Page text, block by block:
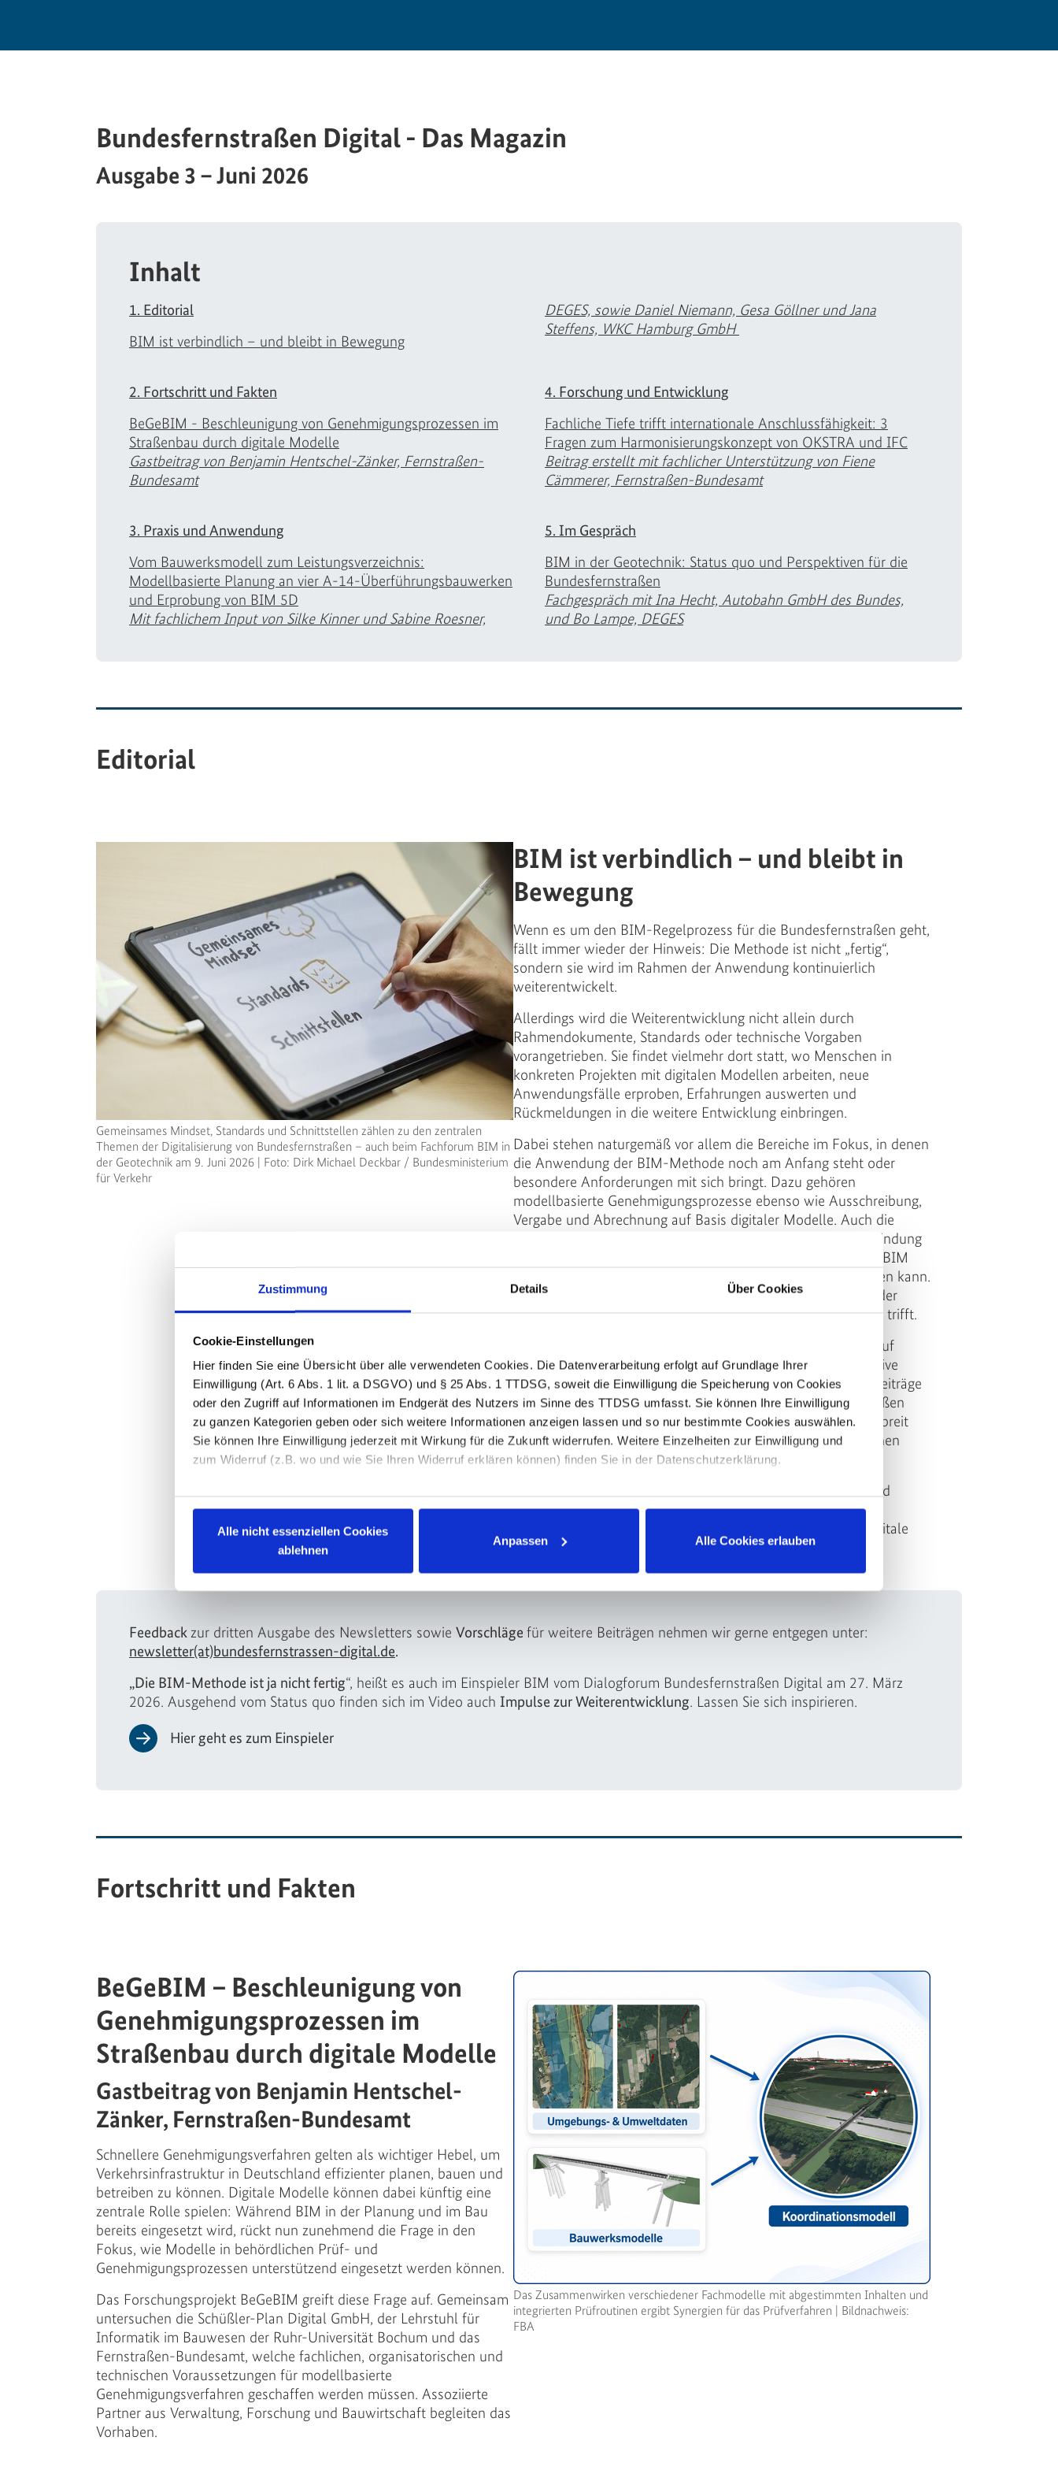
Zustimmung Details Über Cookies
Cookie-Einstellungen
Hier finden Sie eine Übersicht über alle verwendeten Cookies. Die Datenverarbeitung erfolgt auf Grundlage Ihrer
Einwilligung (Art. 6 Abs. 1 lit. a DSGVO) und § 25 Abs. 1 TTDSG, soweit die Einwilligung die Speicherung von Cookies
oder den Zugriff auf Informationen im Endgerät des Nutzers im Sinne des TTDSG umfasst. Sie können Ihre Einwilligung
zu ganzen Kategorien geben oder sich weitere Informationen anzeigen lassen und so nur bestimmte Cookies auswählen.
Sie können Ihre Einwilligung jederzeit mit Wirkung für die Zukunft widerrufen. Weitere Einzelheiten zur Einwilligung und
zum Widerruf (z.B. wo und wie Sie Ihren Widerruf erklären können) finden Sie in der Datenschutzerklärung.
Alle nicht essenziellen Cookies
ablehnen
Anpassen Alle Cookies erlauben
Bundesfernstraßen Digital - Das Magazin
Ausgabe 3 – Juni 2026
Inhalt
1. Editorial
BIM ist verbindlich – und bleibt in Bewegung
2. Fortschritt und Fakten
BeGeBIM - Beschleunigung von Genehmigungsprozessen im
Straßenbau durch digitale Modelle
Gastbeitrag von Benjamin Hentschel-Zänker, Fernstraßen-
Bundesamt
3. Praxis und Anwendung
Vom Bauwerksmodell zum Leistungsverzeichnis:
Modellbasierte Planung an vier A-14-Überführungsbauwerken
und Erprobung von BIM 5D
Mit fachlichem Input von Silke Kinner und Sabine Roesner,
DEGES, sowie Daniel Niemann, Gesa Göllner und Jana
Steffens, WKC Hamburg GmbH
4. Forschung und Entwicklung
Fachliche Tiefe trifft internationale Anschlussfähigkeit: 3
Fragen zum Harmonisierungskonzept von OKSTRA und IFC
Beitrag erstellt mit fachlicher Unterstützung von Fiene
Cämmerer, Fernstraßen-Bundesamt
5. Im Gespräch
BIM in der Geotechnik: Status quo und Perspektiven für die
Bundesfernstraßen
Fachgespräch mit Ina Hecht, Autobahn GmbH des Bundes,
und Bo Lampe, DEGES
Editorial
Gemeinsames Mindset, Standards und Schnittstellen zählen zu den zentralen
Themen der Digitalisierung von Bundesfernstraßen – auch beim Fachforum BIM in
der Geotechnik am 9. Juni 2026 | Foto: Dirk Michael Deckbar / Bundesministerium
für Verkehr
BIM ist verbindlich – und bleibt in
Bewegung
Wenn es um den BIM-Regelprozess für die Bundesfernstraßen geht,
fällt immer wieder der Hinweis: Die Methode ist nicht „fertig“,
sondern sie wird im Rahmen der Anwendung kontinuierlich
weiterentwickelt.
Allerdings wird die Weiterentwicklung nicht allein durch
Rahmendokumente, Standards oder technische Vorgaben
vorangetrieben. Sie findet vielmehr dort statt, wo Menschen in
konkreten Projekten mit digitalen Modellen arbeiten, neue
Anwendungsfälle erproben, Erfahrungen auswerten und
Rückmeldungen in die weitere Entwicklung einbringen.
Dabei stehen naturgemäß vor allem die Bereiche im Fokus, in denen
die Anwendung der BIM-Methode noch am Anfang steht oder
besondere Anforderungen mit sich bringt. Dazu gehören
modellbasierte Genehmigungsprozesse ebenso wie Ausschreibung,
Vergabe und Abrechnung auf Basis digitaler Modelle. Auch die
Verknüpfung unterschiedlicher Datenstandards und die Einbindung
weiterer Fachbereiche – etwa der Geotechnik – zeigen, dass BIM
nicht als abgeschlossener Werkzeugkasten verstanden werden kann.
Die Methode muss dort weiterentwickelt werden, wo sie in der
Praxis auf neue Aufgaben, Schnittstellen und Anforderungen trifft.
Einen wichtigen Beitrag leistet dabei der gemeinsame Blick auf
Erfahrungen, Ergebnisse und offene Fragen – und der intensive
Austausch. Besonders erfreulich ist deshalb, dass mehrere Beiträge
dieser Ausgabe durch Partner der Plattform „Bundesfernstraßen
Digital“ angestoßen und unterstützt wurden. Sie zeigen, wie breit
das Engagement für BIM und den Digitalen Zwilling inzwischen
aufgestellt ist.
Auch zukünftig werden wir den Austausch weiter stärken und
unterstützen und freuen uns auf Ihre Projektbeispiele,
Erfahrungsberichte und Hinweise auf Themen, die für die digitale
Transformation der Bundesfernstraßen relevant sind.
Feedbackzur dritten Ausgabe des Newsletters sowie Vorschläge für weitere Beiträgen nehmen wir gerne entgegen unter:
newsletter(at)bundesfernstrassen-digital.de.
„Die BIM-Methode ist ja nicht fertig“, heißt es auch im Einspieler BIM vom Dialogforum Bundesfernstraßen Digital am 27. März
2026. Ausgehend vom Status quo finden sich im Video auch Impulse zur Weiterentwicklung. Lassen Sie sich inspirieren.
Hier geht es zum Einspieler
Fortschritt und Fakten
Das Zusammenwirken verschiedener Fachmodelle mit abgestimmten Inhalten und
integrierten Prüfroutinen ergibt Synergien für das Prüfverfahren | Bildnachweis:
FBA
BeGeBIM – Beschleunigung von
Genehmigungsprozessen im
Straßenbau durch digitale Modelle
Gastbeitrag von Benjamin Hentschel-
Zänker, Fernstraßen-Bundesamt
Schnellere Genehmigungsverfahren gelten als wichtiger Hebel, um
Verkehrsinfrastruktur in Deutschland effizienter planen, bauen und
betreiben zu können. Digitale Modelle können dabei künftig eine
zentrale Rolle spielen: Während BIM in der Planung und im Bau
bereits eingesetzt wird, rückt nun zunehmend die Frage in den
Fokus, wie Modelle in behördlichen Prüf- und
Genehmigungsprozessen unterstützend eingesetzt werden können.
Das Forschungsprojekt BeGeBIM greift diese Frage auf. Gemeinsam
untersuchen die Schüßler-Plan Digital GmbH, der Lehrstuhl für
Informatik im Bauwesen der Ruhr-Universität Bochum und das
Fernstraßen-Bundesamt, welche fachlichen, organisatorischen und
technischen Voraussetzungen für modellbasierte
Genehmigungsverfahren geschaffen werden müssen. Assoziierte
Partner aus Verwaltung, Forschung und Bauwirtschaft begleiten das
Vorhaben.